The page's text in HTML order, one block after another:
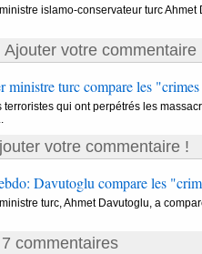
islamo-conservateur turc Ahmet
Ajouter votre commentaire
ministre turc compare les
terroristes qui ont perpétrés les
votre commentaire !
Davutoglu compare les
turc, Ahmet Davutoglu, a
7 commentaires